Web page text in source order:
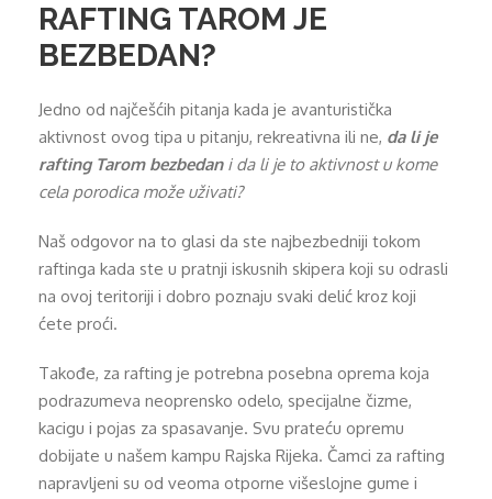
RAFTING TAROM JE
BEZBEDAN?
Jedno od najčešćih pitanja kada je avanturistička
aktivnost ovog tipa u pitanju, rekreativna ili ne, da li je
rafting Tarom bezbedan i da li je to aktivnost u kome
cela porodica može uživati?
Naš odgovor na to glasi da ste najbezbedniji tokom
raftinga kada ste u pratnji iskusnih skipera koji su odrasli
na ovoj teritoriji i dobro poznaju svaki delić kroz koji
ćete proći.
Takođe, za rafting je potrebna posebna oprema koja
podrazumeva neoprensko odelo, specijalne čizme,
kacigu i pojas za spasavanje. Svu prateću opremu
dobijate u našem kampu Rajska Rijeka. Čamci za rafting
napravljeni su od veoma otporne višeslojne gume i